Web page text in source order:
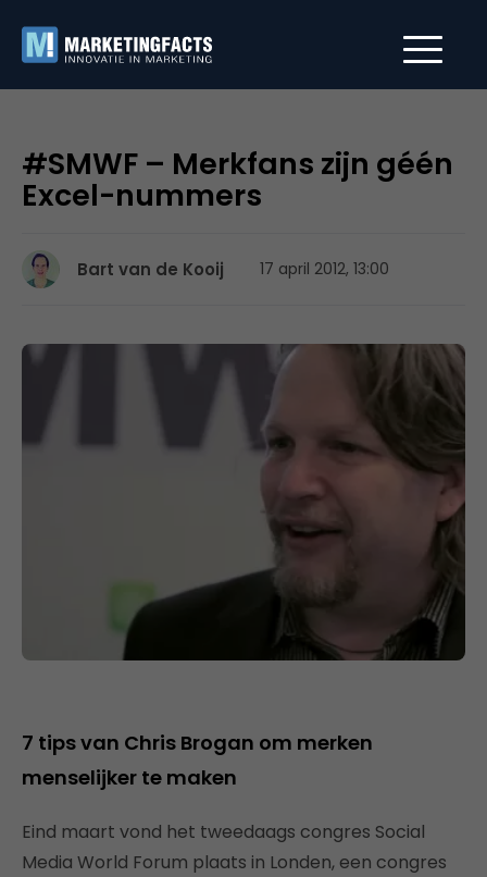
#SMWF – Merkfans zijn géén
Excel-nummers
Bart van de Kooij 17 april 2012, 13:00
7 tips van Chris Brogan om merken
menselijker te maken
Eind maart vond het tweedaags congres Social
Media World Forum plaats in Londen, een congres